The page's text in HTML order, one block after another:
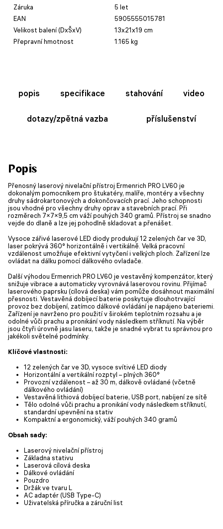
Záruka
5 let
EAN
5905555015781
Velikost balení (DxŠxV)
13x21x19 cm
Přepravní hmotnost
1.165 kg
popis specifikace stahování video
dotazy/zpětná vazba příslušenství
Popis
Přenosný laserový nivelační přístroj Ermenrich PRO LV60 je
dokonalým pomocníkem pro štukatéry, malíře, montéry a všechny
druhy sádrokartonových a dokončovacích prací. Jeho schopnosti
jsou vhodné pro všechny druhy oprav a stavebních prací. Při
rozměrech 7×7×9,5 cm váží pouhých 340 gramů. Přístroj se snadno
vejde do dlaně a lze jej pohodlně skladovat a přenášet.
Vysoce zářivé laserové LED diody produkují 12 zelených čar ve 3D,
laser pokrývá 360° horizontálně i vertikálně. Velká pracovní
vzdálenost umožňuje efektivní vytyčení i velkých ploch. Zařízení lze
ovládat na dálku pomocí dálkového ovladače.
Další výhodou Ermenrich PRO LV60 je vestavěný kompenzátor, který
snižuje vibrace a automaticky vyrovnává laserovou rovinu. Přijímač
laserového paprsku (cílová deska) vám pomůže dosáhnout maximální
přesnosti. Vestavěná dobíjecí baterie poskytuje dlouhotrvající
provoz bez dobíjení, zatímco dálkové ovládání je napájeno bateriemi.
Zařízení je navrženo pro použití v širokém teplotním rozsahu a je
odolné vůči prachu a pronikání vody následkem stříknutí. Na výběr
jsou čtyři úrovně jasu laseru, takže je snadné vybrat tu správnou pro
jakékoli světelné podmínky.
Klíčové vlastnosti:
12 zelených čar ve 3D, vysoce svítivé LED diody
Horizontální a vertikální rozptyl – plných 360°
Provozní vzdálenost – až 30 m, dálkově ovládané (včetně
dálkového ovládání)
Vestavěná lithiová dobíjecí baterie, USB port, nabíjení ze sítě
Tělo odolné vůči prachu a pronikání vody následkem stříknutí,
standardní upevnění na stativ
Kompaktní a ergonomický, váží pouhých 340 gramů
Obsah sady:
Laserový nivelační přístroj
Základna stativu
Laserová cílová deska
Dálkové ovládání
Pouzdro
Držák ve tvaru L
AC adaptér (USB Type-C)
Uživatelská příručka a záruční list